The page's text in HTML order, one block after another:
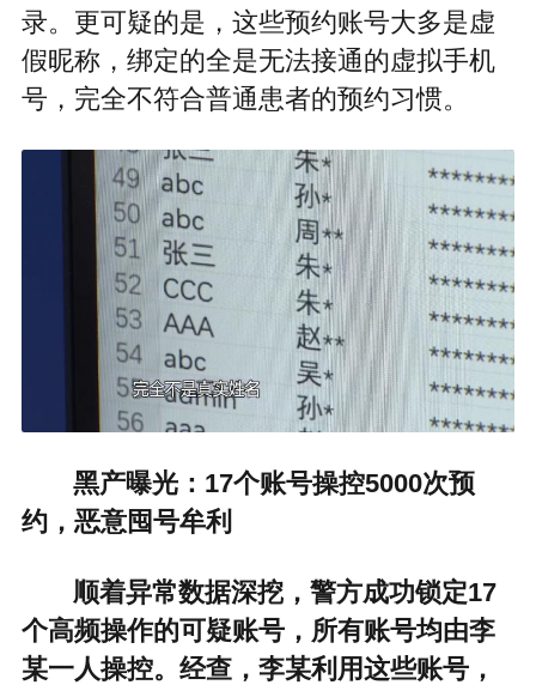
录。更可疑的是，这些预约账号大多是虚
假昵称，绑定的全是无法接通的虚拟手机
号，完全不符合普通患者的预约习惯。
黑产曝光：17个账号操控5000次预
约，恶意囤号牟利
顺着异常数据深挖，警方成功锁定17
个高频操作的可疑账号，所有账号均由李
某一人操控。经查，李某利用这些账号，